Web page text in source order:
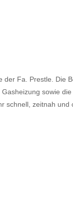
der Fa. Prestle. Die
sowie
schnell, zeitnah und